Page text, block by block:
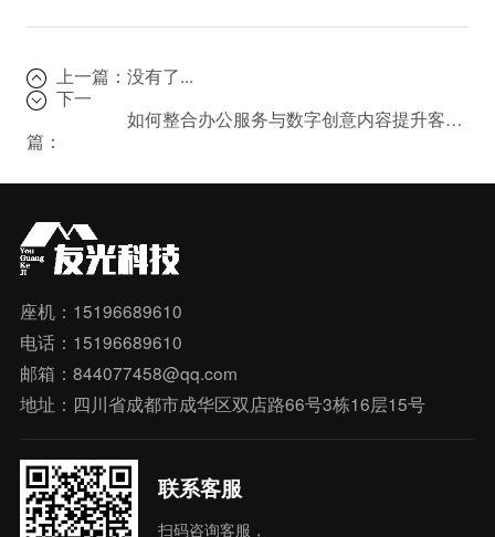
上一篇：没有了...
下一
篇：
如何整合办公服务与数字创意内容提升客户体验？
座机：15196689610
电话：15196689610
邮箱：844077458@qq.com
地址：四川省成都市成华区双店路66号3栋16层15号
联系客服
扫码咨询客服，